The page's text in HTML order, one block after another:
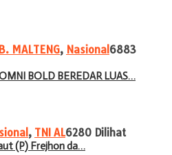
MALTENG, Nasional 6883
BOLD BEREDAR LUAS…
, TNI AL6280 Dilihat
(P) Frejhon da…